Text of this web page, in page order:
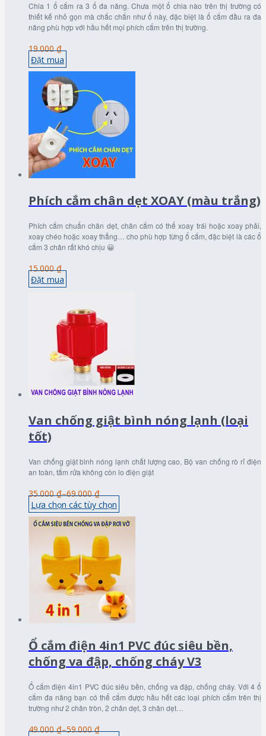
Chia 1 ổ cắm ra 3 ổ đa năng. Chưa một ổ chia nào trên thị trường có
thiết kế nhỏ gọn mà chắc chắn như ổ này, đặc biệt là ổ cắm đầu ra đa
năng phù hợp với hầu hết mọi phích cắm trên thị trường.
19.000 ₫
Đặt mua
Phích cắm chân dẹt XOAY (màu trắng)
Phích cắm chuẩn chân dẹt, chân cắm có thể xoay trái hoặc xoay phải,
xoay chéo hoặc xoay thẳng… cho phù hợp từng ổ cắm, đặc biệt là các ổ
cắm 3 chân rất khó chịu 😀
15.000 ₫
Đặt mua
Van chống giật bình nóng lạnh (loại
tốt)
Van chống giật bình nóng lạnh chất lượng cao, Bộ van chống rò rỉ điện
an toàn, tắm rửa không còn lo điện giật
35.000 ₫–69.000 ₫
Lựa chọn các tùy chọn
Ổ cắm điện 4in1 PVC đúc siêu bền,
chống va đập, chống cháy V3
Ổ cắm điện 4in1 PVC đúc siêu bền, chống va đập, chống cháy. Với 4 ổ
cắm đa năng bạn có thể cắm được hầu hết các loại phích cắm trên thị
trường như 2 chân tròn, 2 chân dẹt, 3 chân dẹt…
49.000 ₫–59.000 ₫